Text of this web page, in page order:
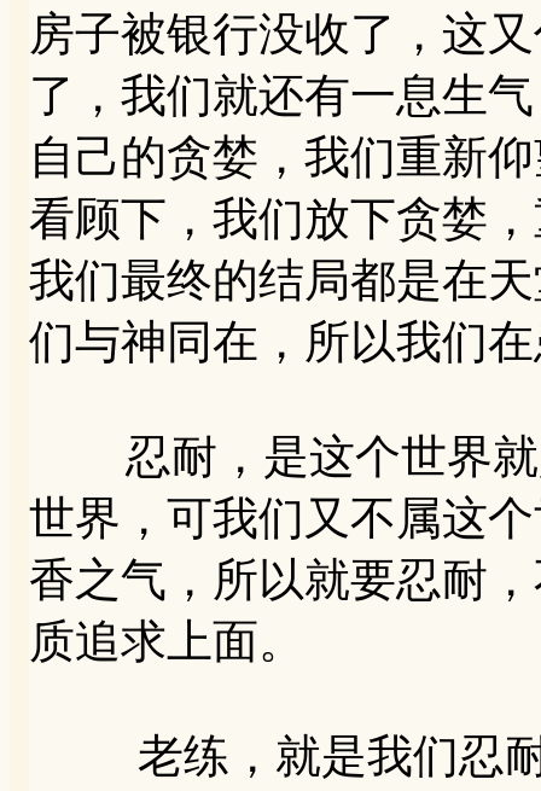
房子被银行没收了，这
了，我们就还有一息生
自己的贪婪，我们重新
看顾下，我们放下贪婪
我们最终的结局都是在
们与神同在，所以我们
忍耐，是这个世界就
世界，可我们又不属这
香之气，所以就要忍耐
质追求上面。
老练，就是我们忍耐